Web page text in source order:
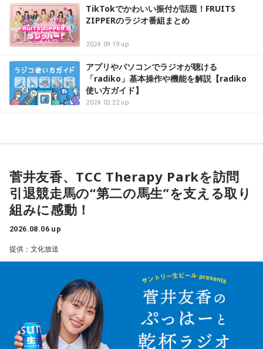
TikTokでかわいい振付が話題！FRUITS
ZIPPERのラジオ番組まとめ
2024.09.19 up
アプリやパソコンでラジオが聴ける
「radiko」基本操作や機能を解説【radiko
使い方ガイド】
2024.02.22 up
菅井友香、TCC Therapy Parkを訪問
引退競走馬の“第二の馬生”を支える取り
組みに感動！
2026.08.06 up
提供：文化放送